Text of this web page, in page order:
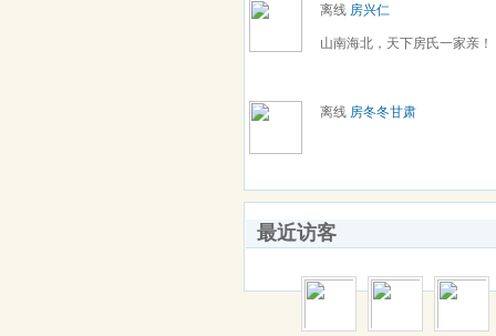
离线 房兴仁
山南海北，天下房氏一家亲！
离线 房冬冬甘肃
最近访客